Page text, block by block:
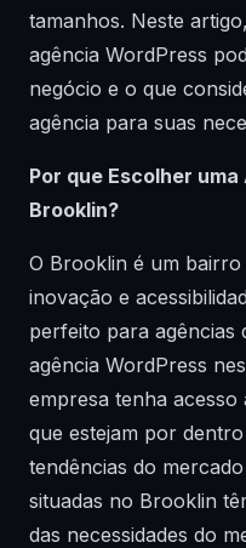
tamanhos. Neste
agência WordPress
negócio e o que
agência para suas
Por que Escolher
Brooklin?
O Brooklin é um
inovação e
perfeito para agências
agência WordPress
empresa tenha acesso
que estejam por
tendências do
situadas no Brooklin
das necessidades do